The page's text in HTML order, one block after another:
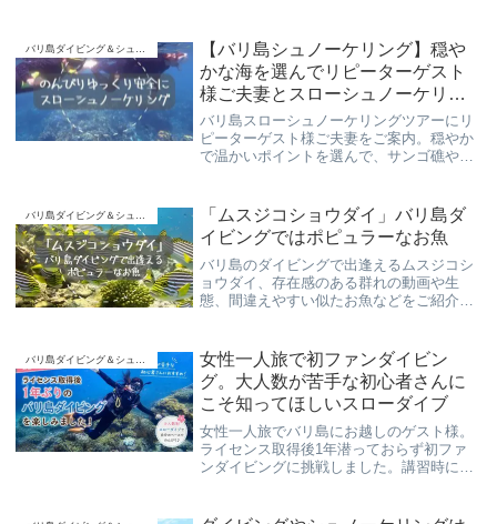
バリ島ダイビング＆シュノーケリング
【バリ島シュノーケリング】穏や
かな海を選んでリピーターゲスト
様ご夫妻とスローシュノーケリン
グ♪
バリ島スローシュノーケリングツアーにリ
ピーターゲスト様ご夫妻をご案内。穏やか
で温かいポイントを選んで、サンゴ礁やお
ゲ！安心安全のバリ島シュノーケリングツ
アーでした。
バリ島ダイビング＆シュノーケリング
「ムスジコショウダイ」バリ島ダ
イビングではポピュラーなお魚
バリ島のダイビングで出逢えるムスジコシ
ョウダイ、存在感のある群れの動画や生
態、間違えやすい似たお魚などをご紹介致
女性一人旅で初ファンダイビン
グ。大人数が苦手な初心者さんに
こそ知ってほしいスローダイブ
女性一人旅でバリ島にお越しのゲスト様。
ライセンス取得後1年潜っておらず初ファ
ンダイビングに挑戦しました。講習時に大
ーの方にも参考になる体験談です。